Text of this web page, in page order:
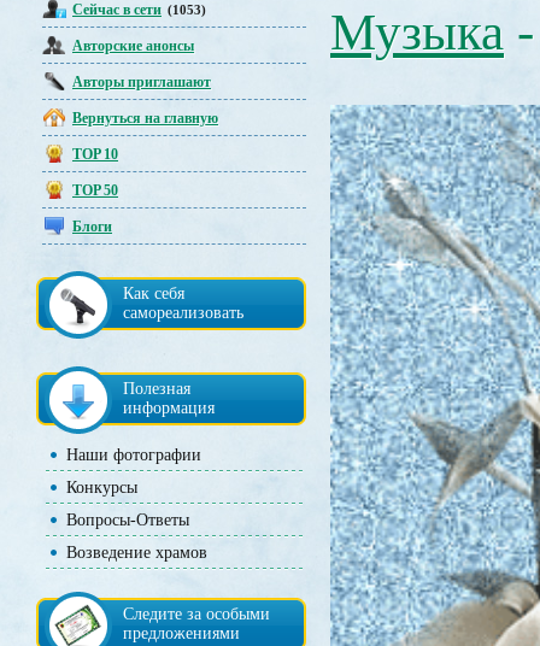
Сейчас в сети (1053)
Авторские анонсы
Авторы приглашают
Вернуться на главную
TOP 10
TOP 50
Блоги
Как себя
самореализовать
Полезная
информация
Наши фотографии
Конкурсы
Вопросы-Ответы
Возведение храмов
Следите за особыми
предложениями
Музыка